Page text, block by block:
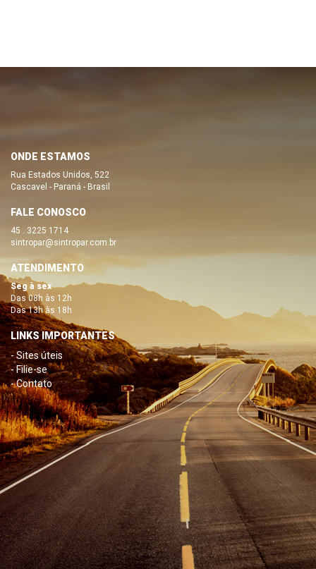
ONDE ESTAMOS
Rua Estados Unidos, 522
Cascavel - Paraná - Brasil
FALE CONOSCO
45 . 3225 1714
sintropar@sintropar.com.br
ATENDIMENTO
Seg à sex
Das 08h às 12h
Das 13h às 18h
LINKS IMPORTANTES
- Sites úteis
- Filie-se
- Contato